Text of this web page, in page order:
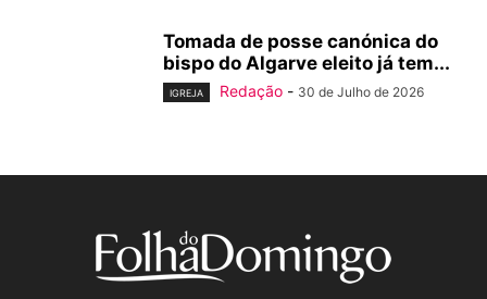
Tomada de posse canónica do
bispo do Algarve eleito já tem...
IGREJA Redação - 30 de Julho de 2026